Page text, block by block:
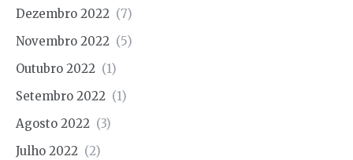
Dezembro 2022 (7)
Novembro 2022 (5)
Outubro 2022 (1)
Setembro 2022 (1)
Agosto 2022 (3)
Julho 2022 (2)